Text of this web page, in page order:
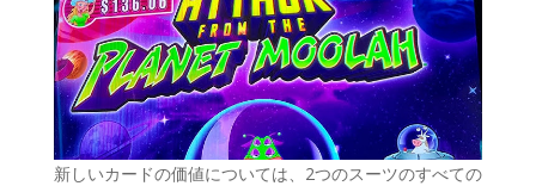
新しいカードの価値については、2つのスーツのすべての